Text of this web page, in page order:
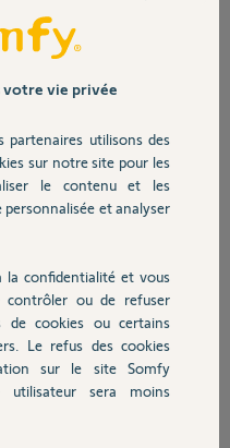
dessus le voyant lumineux
j'active le système et que
rentre rien ne sonne
de discussion
Pouvez-vous faire une copie
votre vie privée
partenaires utilisons des
sur notre site pour les
le contenu et les
et analyser
la confidentialité et vous
contrôler ou de refuser
de cookies ou certains
Le refus des cookies
sur le site Somfy
utilisateur sera moins